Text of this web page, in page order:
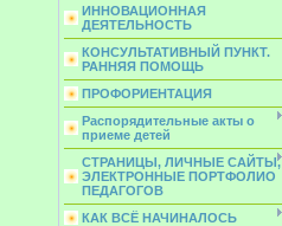
ИННОВАЦИОННАЯ
ДЕЯТЕЛЬНОСТЬ
КОНСУЛЬТАТИВНЫЙ ПУНКТ.
РАННЯЯ ПОМОЩЬ
ПРОФОРИЕНТАЦИЯ
Распорядительные акты о
приеме детей
СТРАНИЦЫ, ЛИЧНЫЕ САЙТЫ,
ЭЛЕКТРОННЫЕ ПОРТФОЛИО
ПЕДАГОГОВ
КАК ВСЁ НАЧИНАЛОСЬ